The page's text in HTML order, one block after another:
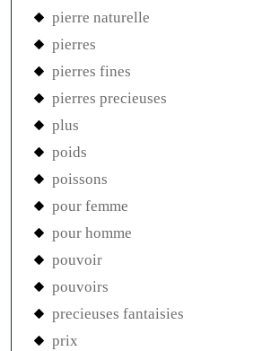
pierre naturelle
pierres
pierres fines
pierres precieuses
plus
poids
poissons
pour femme
pour homme
pouvoir
pouvoirs
precieuses fantaisies
prix